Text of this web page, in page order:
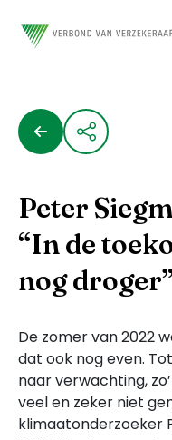
Peter
“In de
nog droger”
De zomer van 2022
dat ook nog even.
naar verwachting,
veel en zeker niet
klimaatonderzoeker